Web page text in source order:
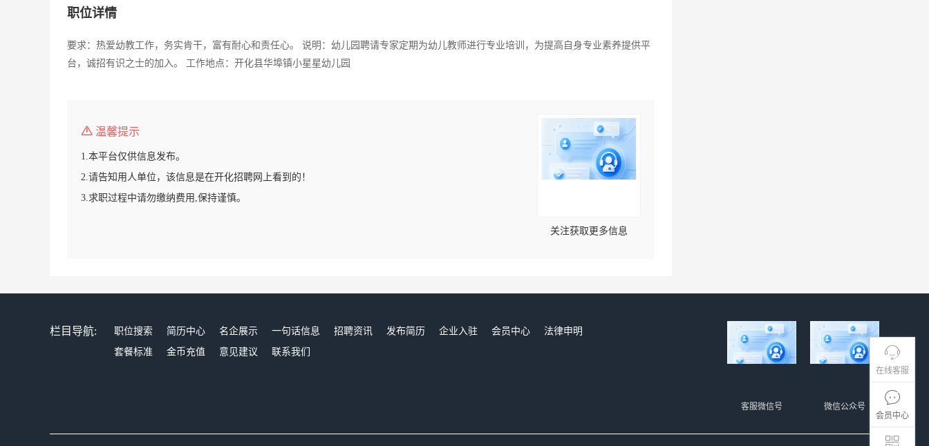
在线客服
会员中心
职位详情
要求：热爱幼教工作，务实肯干，富有耐心和责任心。 说明：幼儿园聘请专家定期为幼儿教师进行专业培训，为提高自身专业素养提供平
台，诚招有识之士的加入。 工作地点：开化县华埠镇小星星幼儿园
温馨提示
1.本平台仅供信息发布。
2.请告知用人单位，该信息是在开化招聘网上看到的！
3.求职过程中请勿缴纳费用,保持谨慎。
关注获取更多信息
栏目导航: 职位搜索 简历中心 名企展示 一句话信息 招聘资讯 发布简历 企业入驻 会员中心
法律申明
套餐标准
金币充值 意见建议 联系我们
微信公众号
客服微信号